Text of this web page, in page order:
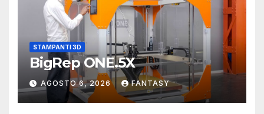
STAMPANTI 3D
BigRep ONE.5X
AGOSTO 6, 2026 FANTASY